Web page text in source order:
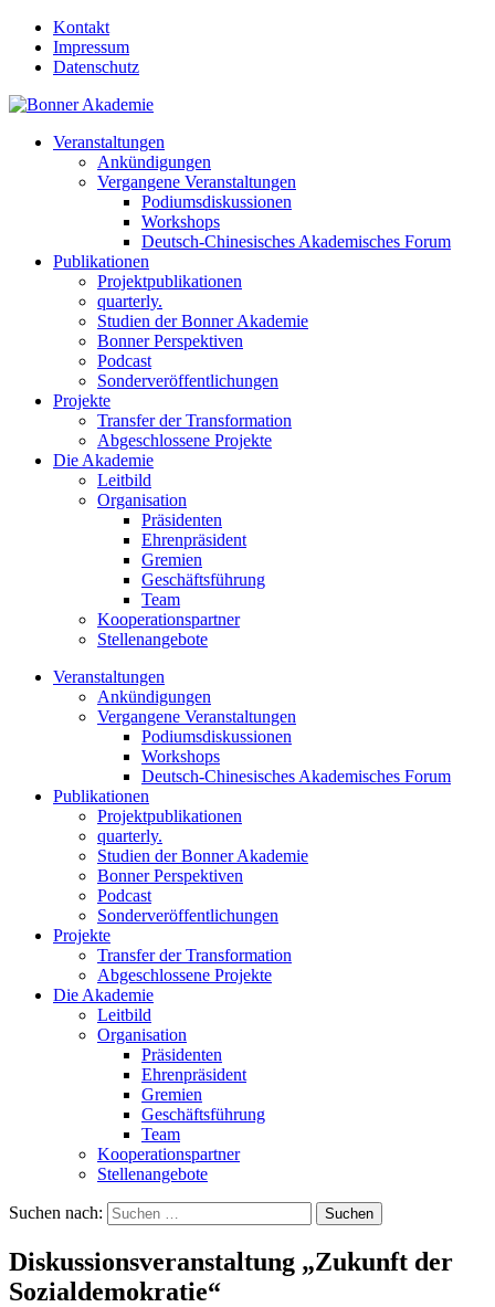
Kontakt
Impressum
Datenschutz
Veranstaltungen
Ankündigungen
Vergangene Veranstaltungen
Podiumsdiskussionen
Workshops
Deutsch-Chinesisches Akademisches Forum
Publikationen
Projektpublikationen
quarterly.
Studien der Bonner Akademie
Bonner Perspektiven
Podcast
Sonderveröffentlichungen
Projekte
Transfer der Transformation
Abgeschlossene Projekte
Die Akademie
Leitbild
Organisation
Präsidenten
Ehrenpräsident
Gremien
Geschäftsführung
Team
Kooperationspartner
Stellenangebote
Veranstaltungen
Ankündigungen
Vergangene Veranstaltungen
Podiumsdiskussionen
Workshops
Deutsch-Chinesisches Akademisches Forum
Publikationen
Projektpublikationen
quarterly.
Studien der Bonner Akademie
Bonner Perspektiven
Podcast
Sonderveröffentlichungen
Projekte
Transfer der Transformation
Abgeschlossene Projekte
Die Akademie
Leitbild
Organisation
Präsidenten
Ehrenpräsident
Gremien
Geschäftsführung
Team
Kooperationspartner
Stellenangebote
Suchen nach:
Diskussionsveranstaltung „Zukunft der
Sozialdemokratie“